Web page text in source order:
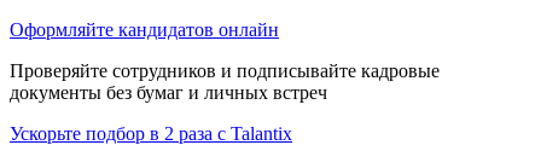
Оформляйте кандидатов онлайн
Проверяйте сотрудников и подписывайте кадровые
документы без бумаг и личных встреч
Ускорьте подбор в 2 раза с Talantix